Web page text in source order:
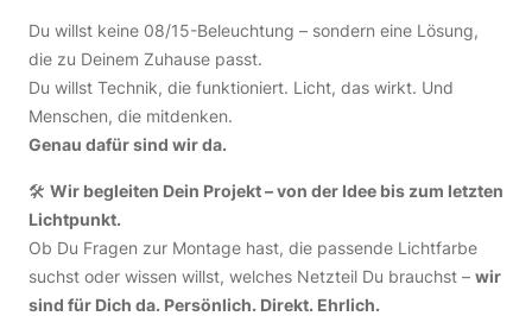
Du willst keine 08/15-Beleuchtung – sondern eine Lösung,
die zu Deinem Zuhause passt.
Du willst Technik, die funktioniert. Licht, das wirkt. Und
Menschen, die mitdenken.
Genau dafür sind wir da.
🛠 Wir begleiten Dein Projekt – von der Idee bis zum letzten
Lichtpunkt.
Ob Du Fragen zur Montage hast, die passende Lichtfarbe
suchst oder wissen willst, welches Netzteil Du brauchst – wir
sind für Dich da. Persönlich. Direkt. Ehrlich.